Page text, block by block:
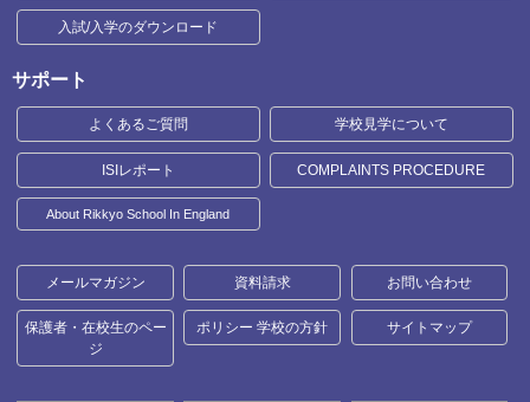
入試/入学のダウンロード
サポート
よくあるご質問 学校見学について
ISIレポート COMPLAINTS PROCEDURE
About Rikkyo School In England
メールマガジン 資料請求 お問い合わせ
保護者・在校生のペー
ジ
ポリシー 学校の方針 サイトマップ